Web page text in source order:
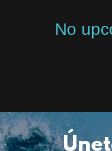
No